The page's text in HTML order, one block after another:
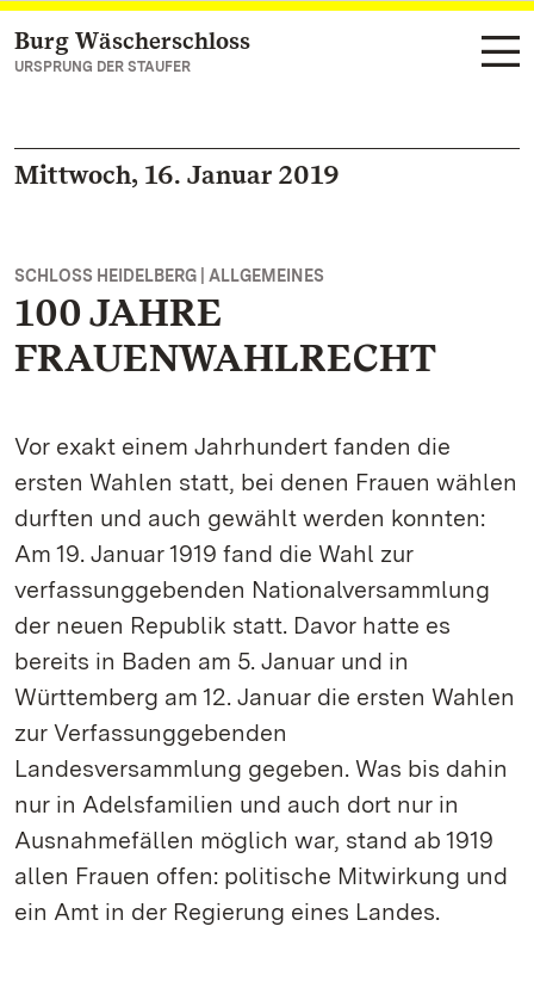
Zum Hauptinhalt springen
Burg Wäscherschloss
URSPRUNG DER STAUFER
Mittwoch, 16. Januar 2019
SCHLOSS HEIDELBERG | ALLGEMEINES
100 JAHRE
FRAUENWAHLRECHT
Vor exakt einem Jahrhundert fanden die
ersten Wahlen statt, bei denen Frauen wählen
durften und auch gewählt werden konnten:
Am 19. Januar 1919 fand die Wahl zur
verfassunggebenden Nationalversammlung
der neuen Republik statt. Davor hatte es
bereits in Baden am 5. Januar und in
Württemberg am 12. Januar die ersten Wahlen
zur Verfassunggebenden
Landesversammlung gegeben. Was bis dahin
nur in Adelsfamilien und auch dort nur in
Ausnahmefällen möglich war, stand ab 1919
allen Frauen offen: politische Mitwirkung und
ein Amt in der Regierung eines Landes.